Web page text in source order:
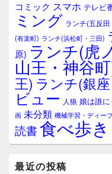
ア
コミック スマホ テレビ
ミング ランチ(五反
(有楽町) ランチ(浜松町・三田)
原) ランチ(虎
山王・神谷
王) ランチ(銀
ビュー 人狼 娘は誰
画 未分類 機械学習・ディー
読書食べ歩き
最近の投稿